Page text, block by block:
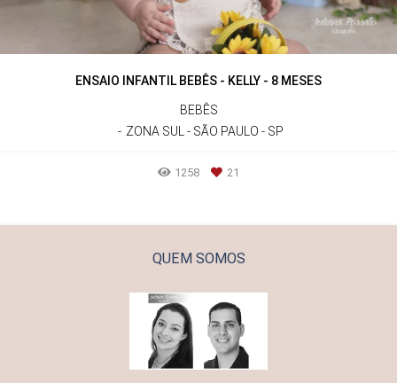
ENSAIO INFANTIL BEBÊS - KELLY - 8 MESES
BEBÊS
ZONA SUL - SÃO PAULO - SP
1258 21
QUEM SOMOS